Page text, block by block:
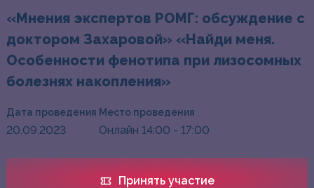
«Мнения экспертов РОМГ: обсуждение с
доктором Захаровой» «Найди меня.
Особенности фенотипа при лизосомных
болезнях накопления»
Дата проведения
20.09.2023
Место проведения
Онлайн 14:00 - 17:00
Принять участие